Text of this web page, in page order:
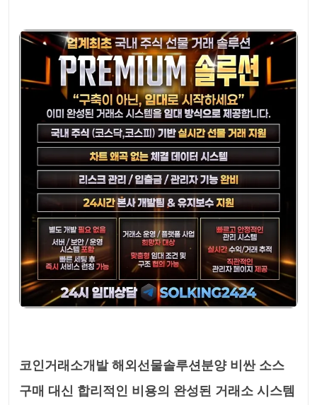
코인거래소개발 해외선물솔루션분양 비싼 소스
구매 대신 합리적인 비용의 완성된 거래소 시스템